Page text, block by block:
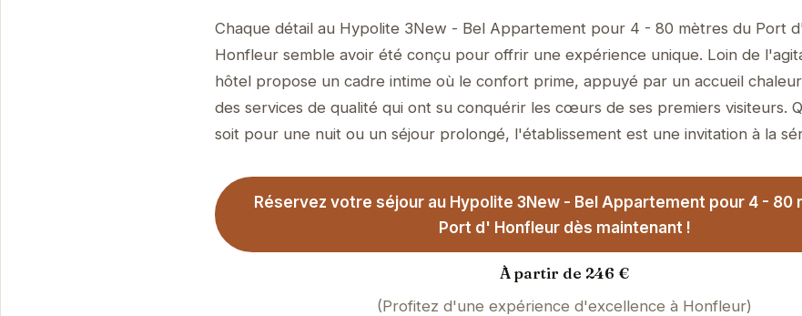
Chaque détail au Hypolite 3New - Bel Appartement pour 4 - 80 mètres du Port
Honfleur semble avoir été conçu pour offrir une expérience unique. Loin de
hôtel propose un cadre intime où le confort prime, appuyé par un accueil
des services de qualité qui ont su conquérir les cœurs de ses premiers visiteurs.
soit pour une nuit ou un séjour prolongé, l'établissement est une invitation à la
Réservez votre séjour au Hypolite 3New - Bel Appartement pour 4 - 80
Port d' Honfleur dès maintenant !
À partir de 246 €
(Profitez d'une expérience d'excellence à Honfleur)